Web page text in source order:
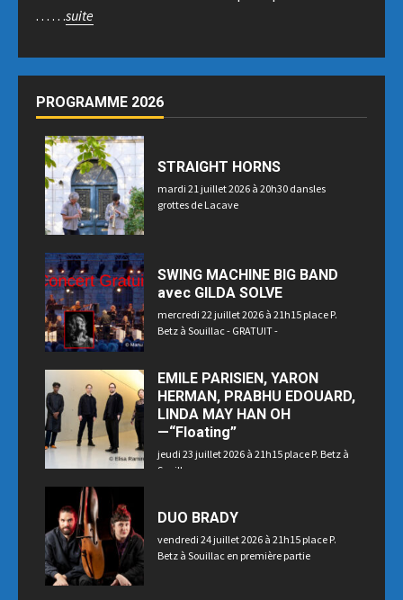
. . . . . .suite
PROGRAMME 2026
STRAIGHT HORNS
mardi 21 juillet 2026 à 20h30 dansles
grottes de Lacave
SWING MACHINE BIG BAND
avec GILDA SOLVE
mercredi 22 juillet 2026 à 21h15 place P.
Betz à Souillac - GRATUIT -
EMILE PARISIEN, YARON
HERMAN, PRABHU EDOUARD,
LINDA MAY HAN OH
—“Floating”
jeudi 23 juillet 2026 à 21h15 place P. Betz à
Souillac
DUO BRADY
vendredi 24 juillet 2026 à 21h15 place P.
Betz à Souillac en première partie